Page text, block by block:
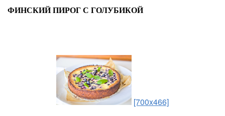
ФИНСКИЙ ПИРОГ С ГОЛУБИКОЙ
[700x466]